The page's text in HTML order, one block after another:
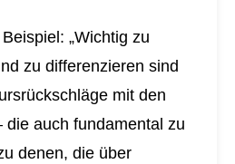
„Wichtig zu
zu differenzieren sind
mit den
die auch fundamental zu
denen, die über